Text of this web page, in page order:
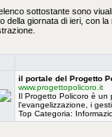
sottostante sono
della giornata di ieri, con
il portale del Progetto
www.progettopolicoro.it
Il Progetto Policoro è un
l'evangelizzazione, i
Top Categoria: